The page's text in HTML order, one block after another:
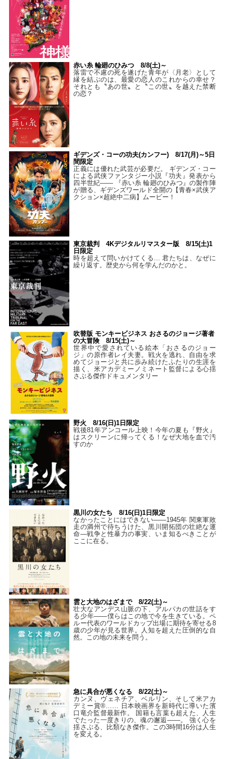
赤い糸 輪廻のひみつ 8/8(土)～
落雷で不慮の死を遂げた青年が〈月老〉として
縁を結ぶのは、最愛の恋人のこれからの幸せ？
それとも〝あの世〟と〝この世〟を越えた禁断
の恋？
ギデンズ・コーの功夫(カンフー) 8/17(月)～5日
間限定
正義には優れた武芸が必要だ。 ギデンズ・コー
による武侠ファンタジー小説『功夫』発表から
四半世紀―― 『赤い糸 輪廻のひみつ』の製作陣
が贈る、ギデンズワールド全開の【青春×武侠ア
クション×超絶中二病】ムービー！
東京裁判 4Kデジタルリマスター版 8/15(土)1
日限定
時を超えて問いかけてくる… 君たちは、なぜに
繰り返す。歴史から何を学んだのかと。
吹替版 モンキービジネス おさるのジョージ著者
の大冒険 8/15(土)～
世界中で愛されている絵本「おさるのジョー
ジ」の原作者レイ夫妻。戦火を逃れ、自由を求
めてジョージと共に歩み続けたふたりの生涯を
描く、米アカデミーノミネート監督による心揺
さぶる傑作ドキュメンタリー
野火 8/16(日)1日限定
戦後81年アンコール上映！今年の夏も『野火』
はスクリーンに帰ってくる！なぜ大地を血で汚
すのか
黒川の女たち 8/16(日)1日限定
なかったことにはできない——1945年 関東軍敗
走の満州で待ちうけた、黒川開拓団の壮絶な運
命―戦争と性暴力の事実、いま知るべきことが
ここに在る。
雲と大地のはざまで 8/22(土)～
壮大なアンデス山脈の下、アルパカの世話をす
る少年――僕らはこの地で今を生きている。ペ
ルー代表のワールドカップ出場に期待を寄せる8
歳の少年が見る世界。人知を超えた圧倒的な自
然。この地の未来を問う。
急に具合が悪くなる 8/22(土)～
カンヌ、ヴェネチア、ベルリン、そして米アカ
デミー賞®…… 日本映画界を新時代に導いた濱
口竜介監督最新作。 国籍も言葉も超えた、人生
でたった一度きりの、魂の邂逅――。 強く心を
揺さぶる、比類なき傑作。この3時間16分は人生
を変える。